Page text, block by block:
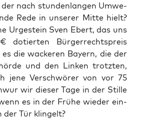
nach stun­den­lan­gen Umwe­
Rede in unse­rer Mit­te hielt?
Urge­stein Sven Ebert, das uns
dotier­ten Bür­ger­rechts­preis
die wacke­ren Bay­ern, die der
und den Lin­ken trotz­ten,
jene Ver­schwö­rer von vor 75
wir die­ser Tage in der Stil­le
es in der Frü­he wie­der ein­
Tür klingelt?